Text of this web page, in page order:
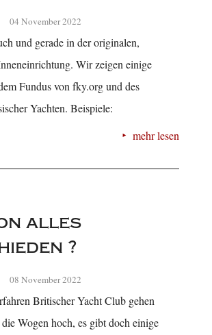
04 November 2022
und gerade in der originalen,
Wir zeigen einige
Fundus von fky.org und des
Yachten. Beispiele:
mehr lesen
alles
?
08 November 2022
Britischer Yacht Club gehen
Wogen hoch, es gibt doch einige